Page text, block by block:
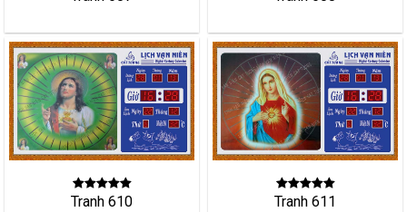
Tranh 610 Tranh 611